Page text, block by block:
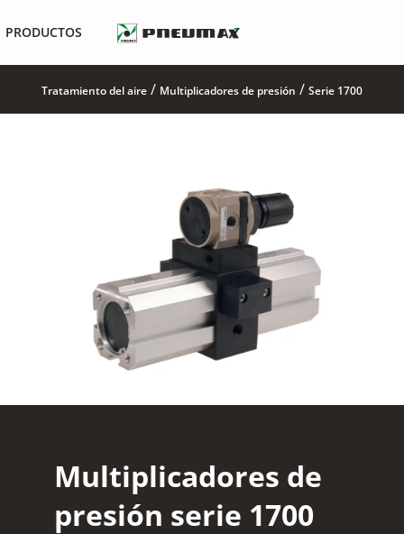
PRODUCTOS
Tratamiento del aire / Multiplicadores de presión / Serie 1700
Multiplicadores de
presión serie 1700